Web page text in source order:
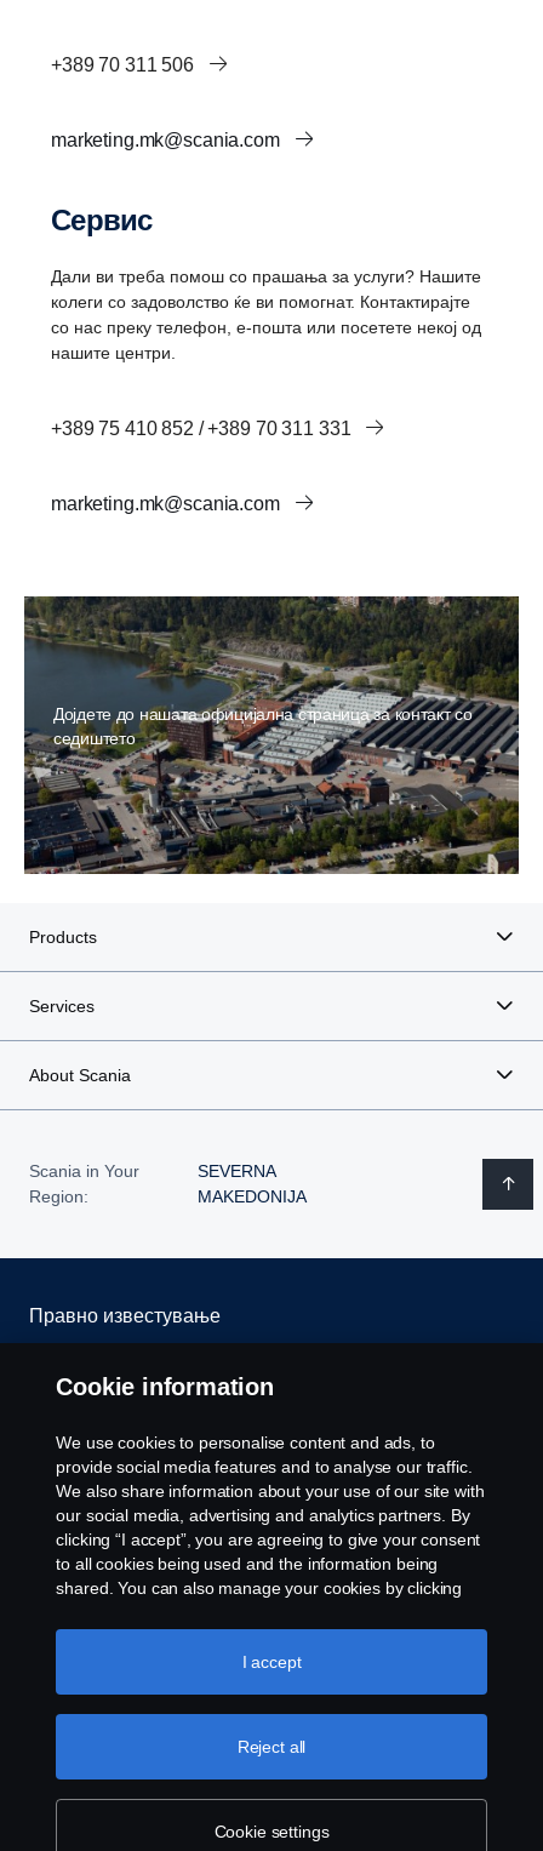
+389 70 311 506
marketing.mk@scania.com
Сервис
Дали ви треба помош со прашања за услуги? Нашите
колеги со задоволство ќе ви помогнат. Контактирајте
со нас преку телефон, е-пошта или посетете некој од
нашите центри.
+389 75 410 852 / +389 70 311 331
marketing.mk@scania.com
Дојдете до нашата официјална страница за контакт со
седиштето
Products
Services
About Scania
Scania in Your
Region:
SEVERNA
MAKEDONIJA
Правно известување
Изјава за приватност
Колачиња
Контактирајте со нас
Cookie settings
© Copyright Scania 2025 Сите права се
задржани. Scania Makedonija dooel, Ul. 34 br. 7,
1000 Ilinden – Skopje, Tel. +389 75 414 562
Cookie information
We use cookies to personalise content and ads, to
provide social media features and to analyse our traffic.
We also share information about your use of our site with
our social media, advertising and analytics partners. By
clicking “I accept”, you are agreeing to give your consent
to all cookies being used and the information being
shared. You can also manage your cookies by clicking
like to accept. For a more detailed explanation of how we
use cookies, please visit our cookies section, which you
Cookie settings
Reject all
I accept